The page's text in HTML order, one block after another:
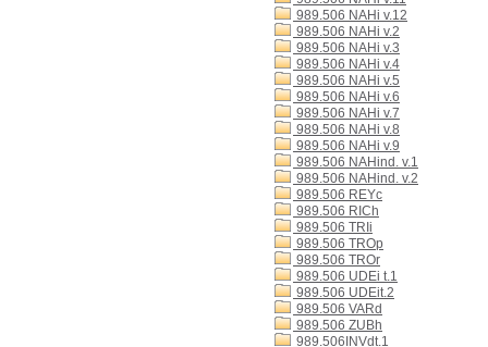
989.506 NAHi v.12
989.506 NAHi v.2
989.506 NAHi v.3
989.506 NAHi v.4
989.506 NAHi v.5
989.506 NAHi v.6
989.506 NAHi v.7
989.506 NAHi v.8
989.506 NAHi v.9
989.506 NAHind. v.1
989.506 NAHind. v.2
989.506 REYc
989.506 RICh
989.506 TRIi
989.506 TROp
989.506 TROr
989.506 UDEi t.1
989.506 UDEit.2
989.506 VARd
989.506 ZUBh
989.506INVdt.1